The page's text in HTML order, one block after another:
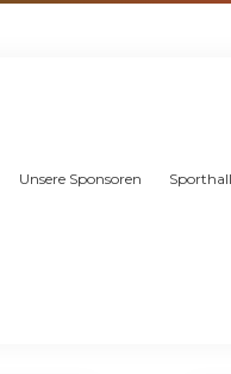
Unsere Sponsoren